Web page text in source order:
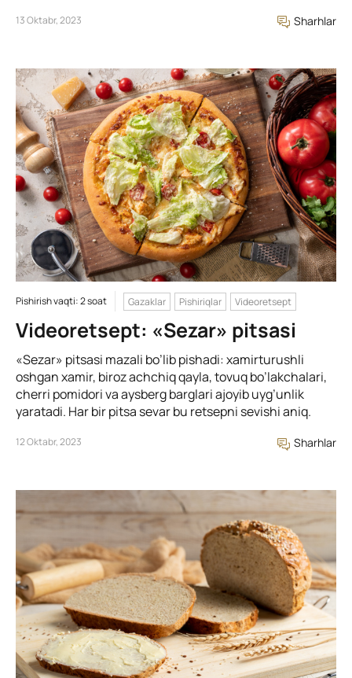
13 Oktabr, 2023 Sharhlar
Pishirish vaqti: 2 soat Gazaklar Pishiriqlar Videoretsept
Videoretsept: «Sezar» pitsasi
«Sezar» pitsasi mazali bo’lib pishadi: xamirturushli
oshgan xamir, biroz achchiq qayla, tovuq bo’lakchalari,
cherri pomidori va aysberg barglari ajoyib uyg’unlik
yaratadi. Har bir pitsa sevar bu retsepni sevishi aniq.
12 Oktabr, 2023 Sharhlar